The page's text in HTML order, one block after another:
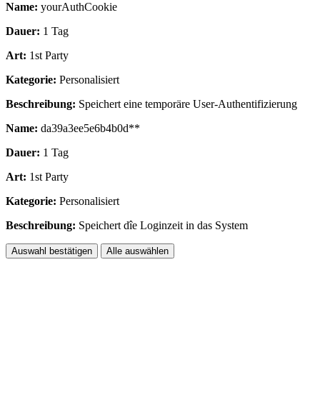
Name: yourAuthCookie
Dauer: 1 Tag
Art: 1st Party
Kategorie: Personalisiert
Beschreibung: Speichert eine temporäre User-Authentifizierung
Name: da39a3ee5e6b4b0d**
Dauer: 1 Tag
Art: 1st Party
Kategorie: Personalisiert
Beschreibung: Speichert dîe Loginzeit in das System
Auswahl bestätigen Alle auswählen